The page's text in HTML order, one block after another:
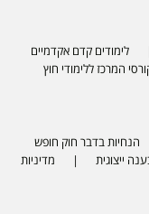
לימודים קדם אקדמיים
המרכז ללימודי חוץ
הנחיות בדבר חוק חופש
ייצוגית
מדיניות